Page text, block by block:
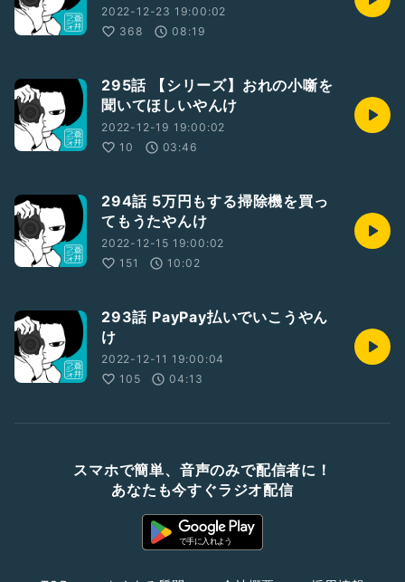
2022-12-23 19:00:02
368
08:19
295話 【シリーズ】おれの小噺を
聞いてほしいやんけ
2022-12-19 19:00:02
10
03:46
294話 5万円もする掃除機を買っ
てもうたやんけ
2022-12-15 19:00:02
151
10:02
293話 PayPay払いでいこうやん
け
2022-12-11 19:00:04
105
04:13
スマホで簡単、音声のみで配信者に！
あなたも今すぐラジオ配信